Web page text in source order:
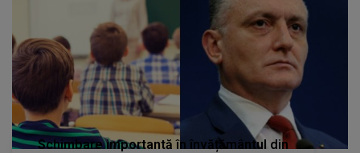
Schimbare importantă în învățământul din